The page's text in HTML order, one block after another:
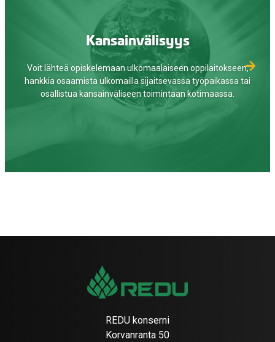
Kansainvälisyys
Voit lähteä opiskelemaan ulkomaalaiseen oppilaitokseen,
hankkia osaamista ulkomailla sijaitsevassa työpaikassa tai
osallistua kansainväliseen toimintaan kotimaassa.
REDU konserni
Korvanranta 50